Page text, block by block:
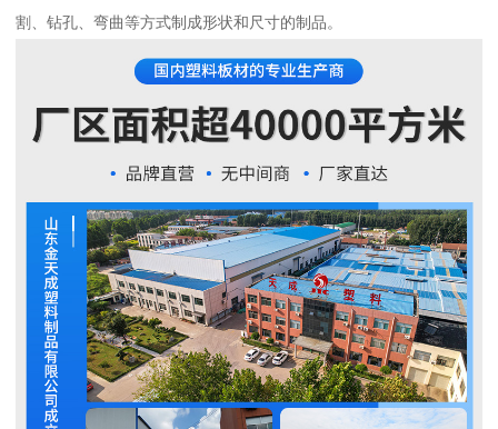
割、钻孔、弯曲等方式制成形状和尺寸的制品。